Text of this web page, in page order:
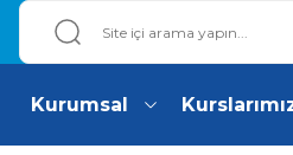
Kurumsal